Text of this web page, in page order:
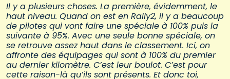
Il y a plusieurs choses. La première, évidemment, le
haut niveau. Quand on est en Rally2, il y a beaucoup
de pilotes qui vont faire une spéciale à 100% puis la
suivante à 95%. Avec une seule bonne spéciale, on
se retrouve assez haut dans le classement. Ici, on
affronte des équipages qui sont à 100% du premier
au dernier kilomètre. C’est leur boulot. C’est pour
cette raison-là qu’ils sont présents. Et donc toi,